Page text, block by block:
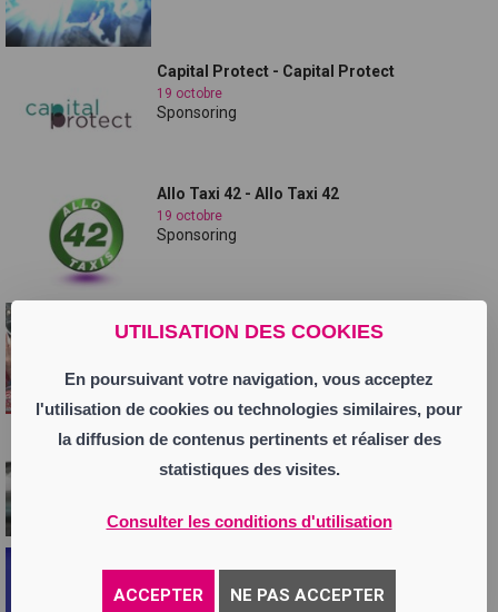
UTILISATION DES COOKIES
En poursuivant votre navigation, vous acceptez
l'utilisation de cookies ou technologies similaires, pour
la diffusion de contenus pertinents et réaliser des
statistiques des visites.
Consulter les conditions d'utilisation
ACCEPTER NE PAS ACCEPTER
Capital Protect - Capital Protect
19 octobre
Sponsoring
Allo Taxi 42 - Allo Taxi 42
19 octobre
Sponsoring
Dri...
Septembre 2017
ErickPostal_UNIEUX
14 mars
Sponsoring ErickPostal_UNIEUX
Sponsoring Comice Feurs 2017